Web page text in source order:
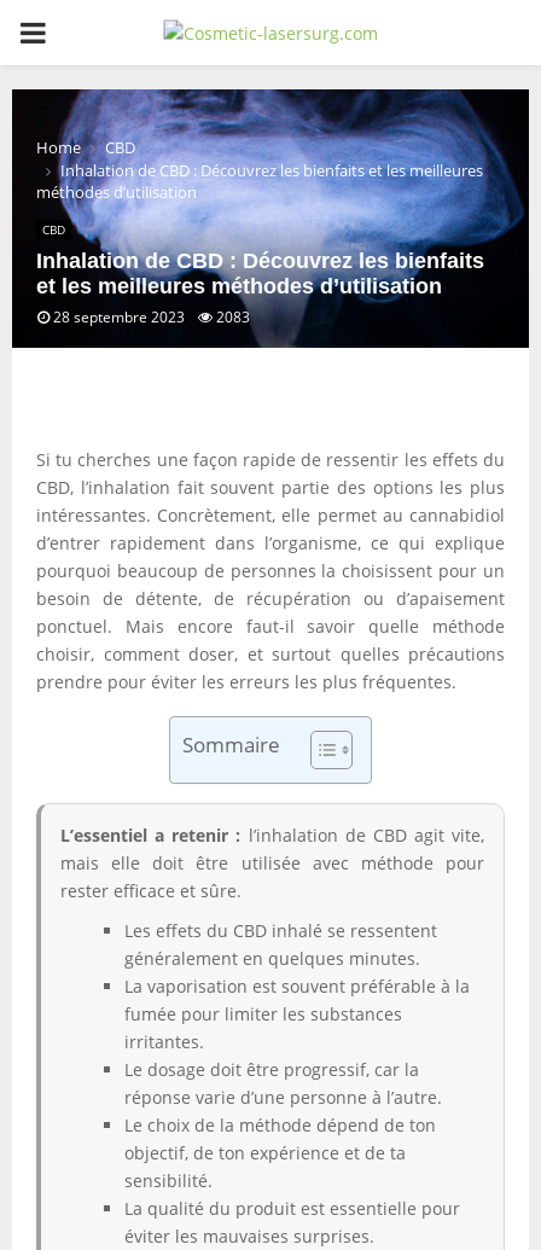
PRIMARY
MENU
Home
CBD
Inhalation de CBD : Découvrez les bienfaits et les meilleures
méthodes d’utilisation
CBD
Inhalation de CBD : Découvrez les bienfaits
et les meilleures méthodes d’utilisation
28 septembre 2023 2083
Si tu cherches une façon rapide de ressentir les effets du
CBD, l’inhalation fait souvent partie des options les plus
intéressantes. Concrètement, elle permet au cannabidiol
d’entrer rapidement dans l’organisme, ce qui explique
pourquoi beaucoup de personnes la choisissent pour un
besoin de détente, de récupération ou d’apaisement
ponctuel. Mais encore faut-il savoir quelle méthode
choisir, comment doser, et surtout quelles précautions
prendre pour éviter les erreurs les plus fréquentes.
Sommaire
L’essentiel a retenir : l’inhalation de CBD agit vite,
mais elle doit être utilisée avec méthode pour
rester efficace et sûre.
Les effets du CBD inhalé se ressentent
généralement en quelques minutes.
La vaporisation est souvent préférable à la
fumée pour limiter les substances
irritantes.
Le dosage doit être progressif, car la
réponse varie d’une personne à l’autre.
Le choix de la méthode dépend de ton
objectif, de ton expérience et de ta
sensibilité.
La qualité du produit est essentielle pour
éviter les mauvaises surprises.